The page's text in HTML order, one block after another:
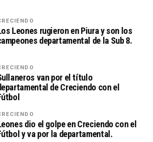
Leones rugieron en Piura y son los
departamental de la Sub 8.
van por el título
de Creciendo con el
dio el golpe en Creciendo con el
y va por la departamental.